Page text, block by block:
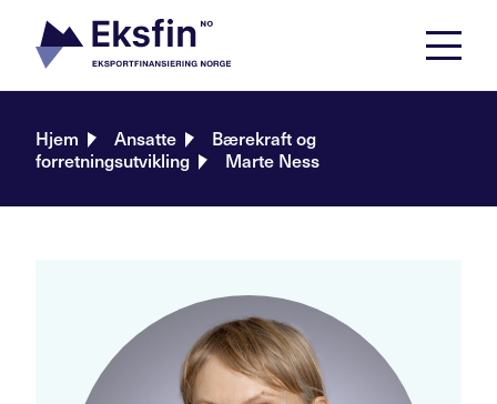
content
Hjem Ansatte
Bærekraft og
forretningsutvikling
Marte Ness